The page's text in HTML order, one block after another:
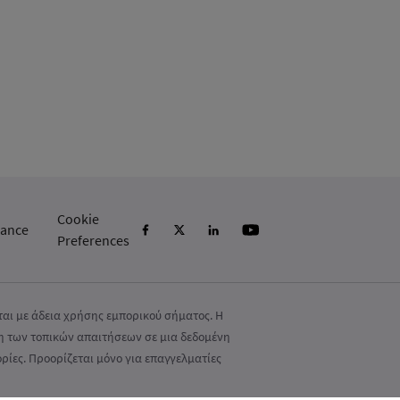
Cookie
Preferences
με άδεια χρήσης εμπορικού σήματος. Η
των τοπικών απαιτήσεων σε μια δεδομένη
Προορίζεται μόνο για επαγγελματίες